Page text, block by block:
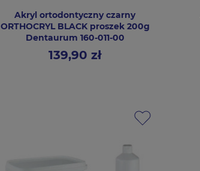
Akryl ortodontyczny czarny
ORTHOCRYL BLACK proszek 200g
Dentaurum 160-011-00
Cena
139,90 zł